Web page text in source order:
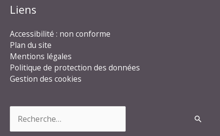
Liens
Accessibilité : non conforme
Plan du site
Mentions légales
Politique de protection des données
Gestion des cookies